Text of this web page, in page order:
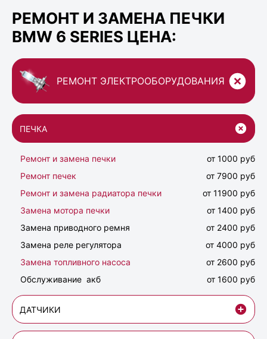
РЕМОНТ И ЗАМЕНА ПЕЧКИ
BMW 6 SERIES ЦЕНА:
РЕМОНТ ЭЛЕКТРООБОРУДОВАНИЯ
ПЕЧКА
Ремонт и замена печки
от 1000 руб
Ремонт печек
от 7900 руб
Ремонт и замена радиатора печки
от 11900 руб
Замена мотора печки
от 1400 руб
Замена приводного ремня
от 2400 руб
Замена реле регулятора
от 4000 руб
Замена топливного насоса
от 2600 руб
Обслуживание акб
от 1600 руб
ДАТЧИКИ